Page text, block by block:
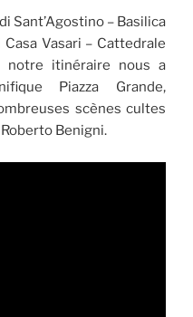
Sant’Agostino – Basilica
Vasari – Cattedrale
notre itinéraire nous a
Piazza Grande,
scènes cultes
Benigni.